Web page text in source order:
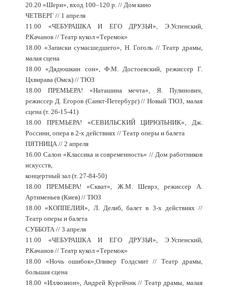
20.20 «Шери», вход 100–120 р. // Дом кино
ЧЕТВЕРГ // 1 апреля
11.00 «ЧЕБУРАШКА И ЕГО ДРУЗЬЯ», Э.Успенский,
Р.Качанов // Театр кукол «Теремок»
18.00 «Записки сумасшедшего», Н. Гоголь // Театр драмы,
малая сцена
18.00 «Дядюшкин сон», Ф.М. Достоевский, режиссер Г.
Цхвирава (Омск) // ТЮЗ
18.00 ПРЕМЬЕРА! «Наташина мечта», Я. Пулинович,
режиссер Д. Егоров (Санкт-Петербург) // Новый ТЮЗ, малая
сцена (т. 26-15-41)
18.00 ПРЕМЬЕРА! «СЕВИЛЬСКИЙ ЦИРЮЛЬНИК», Дж.
Россини, опера в 2-х действиях // Театр оперы и балета
ПЯТНИЦА // 2 апреля
16.00 Салон «Классика и современность» // Дом работников
искусств,
концертный зал (т. 27-84-50)
18.00 ПРЕМЬЕРА! «Скват», Ж.М. Шеврэ, режиссер А.
Артименьев (Киев) // ТЮЗ
18.00 «КОППЕЛИЯ», Л. Делиб, балет в 3-х действиях //
Театр оперы и балета
СУББОТА // 3 апреля
11.00 «ЧЕБУРАШКА И ЕГО ДРУЗЬЯ», Э.Успенский,
Р.Качанов // Театр кукол «Теремок»
18.00 «Ночь ошибок»,Оливер Голдсмит // Театр драмы,
большая сцена
18.00 «Иллюзион», Андрей Курейчик // Театр драмы, малая